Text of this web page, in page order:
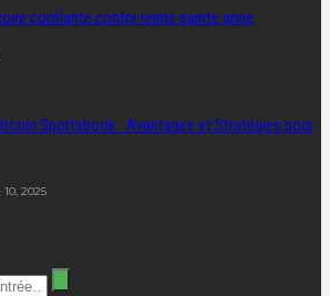
confiante contre reims sainte anne
Sportsbook : Avantages et Stratégies pour
2025